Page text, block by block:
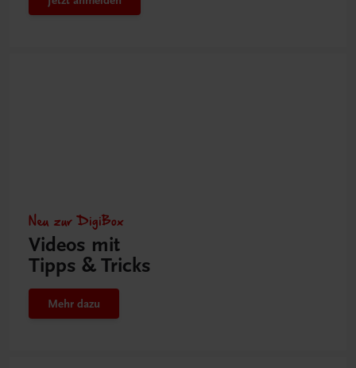
Neu zur DigiBox
Videos mit
Tipps & Tricks
Mehr dazu